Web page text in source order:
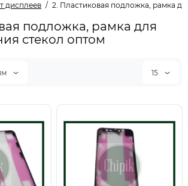
дисплеев 2. Пластиковая подложка, рамка
подложка, рамка для
стекол оптом
15